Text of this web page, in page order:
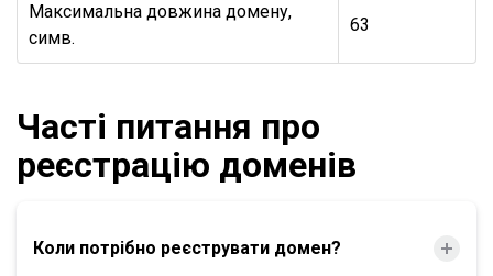
Максимальна довжина домену,
симв.
63
Часті питання про
реєстрацію доменів
Коли потрібно реєструвати домен?